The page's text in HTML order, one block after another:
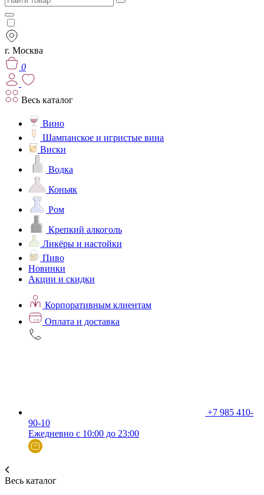
г. Москва
0
Весь каталог
Вино
Шампанское и игристые вина
Виски
Водка
Коньяк
Ром
Крепкий алкоголь
Ликёры и настойки
Пиво
Новинки
Акции и скидки
Корпоративным клиентам
Оплата и доставка
+7 985 410-
90-10
Ежедневно с 10:00 до 23:00
Весь каталог